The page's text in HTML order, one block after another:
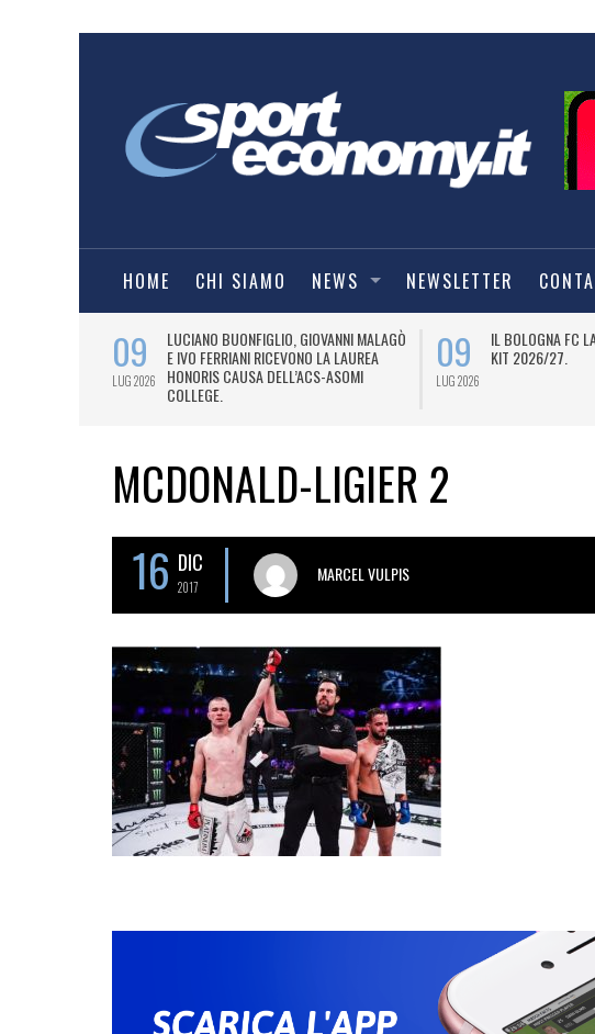
HOME CHI SIAMO NEWS NEWSLETTER
09
LUG 2026
LUCIANO BUONFIGLIO, GIOVANNI MALAGÒ
E IVO FERRIANI RICEVONO LA LAUREA
HONORIS CAUSA DELL’ACS-ASOMI
COLLEGE.
09
LUG 2026
IL BOLOGNA FC
KIT 2026/27.
MCDONALD-LIGIER 2
16 DIC
2017
MARCEL VULPIS